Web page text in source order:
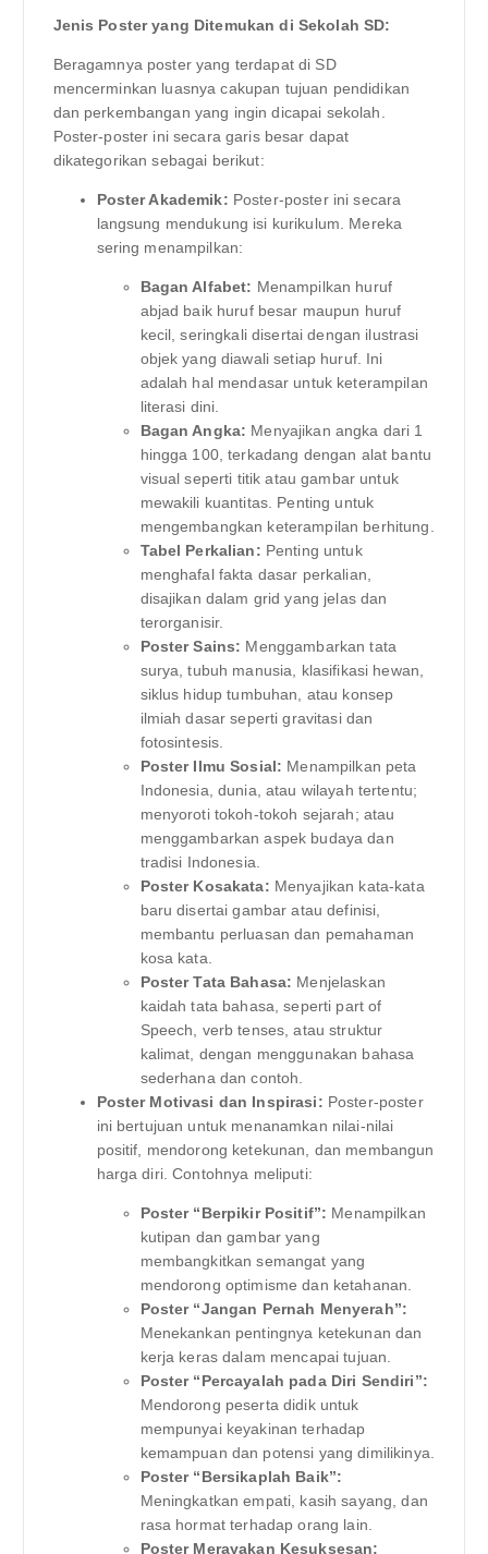
Jenis Poster yang Ditemukan di Sekolah SD:
Beragamnya poster yang terdapat di SD
mencerminkan luasnya cakupan tujuan pendidikan
dan perkembangan yang ingin dicapai sekolah.
Poster-poster ini secara garis besar dapat
dikategorikan sebagai berikut:
Poster Akademik: Poster-poster ini secara
langsung mendukung isi kurikulum. Mereka
sering menampilkan:
Bagan Alfabet: Menampilkan huruf
abjad baik huruf besar maupun huruf
kecil, seringkali disertai dengan ilustrasi
objek yang diawali setiap huruf. Ini
adalah hal mendasar untuk keterampilan
literasi dini.
Bagan Angka: Menyajikan angka dari 1
hingga 100, terkadang dengan alat bantu
visual seperti titik atau gambar untuk
mewakili kuantitas. Penting untuk
mengembangkan keterampilan berhitung.
Tabel Perkalian: Penting untuk
menghafal fakta dasar perkalian,
disajikan dalam grid yang jelas dan
terorganisir.
Poster Sains: Menggambarkan tata
surya, tubuh manusia, klasifikasi hewan,
siklus hidup tumbuhan, atau konsep
ilmiah dasar seperti gravitasi dan
fotosintesis.
Poster Ilmu Sosial: Menampilkan peta
Indonesia, dunia, atau wilayah tertentu;
menyoroti tokoh-tokoh sejarah; atau
menggambarkan aspek budaya dan
tradisi Indonesia.
Poster Kosakata: Menyajikan kata-kata
baru disertai gambar atau definisi,
membantu perluasan dan pemahaman
kosa kata.
Poster Tata Bahasa: Menjelaskan
kaidah tata bahasa, seperti part of
Speech, verb tenses, atau struktur
kalimat, dengan menggunakan bahasa
sederhana dan contoh.
Poster Motivasi dan Inspirasi: Poster-poster
ini bertujuan untuk menanamkan nilai-nilai
positif, mendorong ketekunan, dan membangun
harga diri. Contohnya meliputi:
Poster “Berpikir Positif”: Menampilkan
kutipan dan gambar yang
membangkitkan semangat yang
mendorong optimisme dan ketahanan.
Poster “Jangan Pernah Menyerah”:
Menekankan pentingnya ketekunan dan
kerja keras dalam mencapai tujuan.
Poster “Percayalah pada Diri Sendiri”:
Mendorong peserta didik untuk
mempunyai keyakinan terhadap
kemampuan dan potensi yang dimilikinya.
Poster “Bersikaplah Baik”:
Meningkatkan empati, kasih sayang, dan
rasa hormat terhadap orang lain.
Poster Merayakan Kesuksesan: